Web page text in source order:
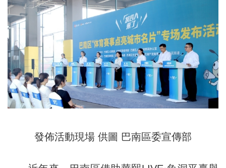
發佈活動現場 供圖 巴南區委宣傳部